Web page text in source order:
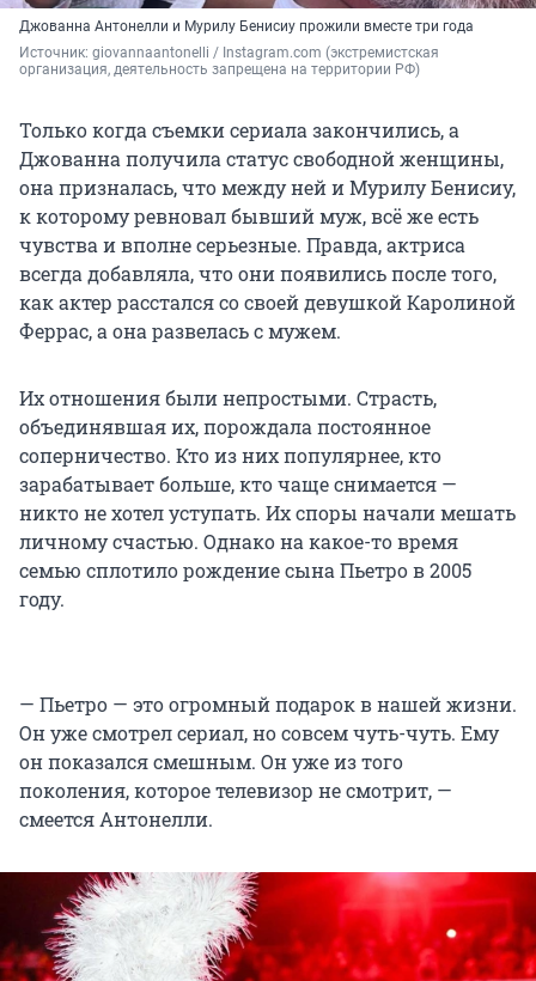
Джованна Антонелли и Мурилу Бенисиу прожили вместе три года
Источник: giovannaantonelli / Instagram.com (экстремистская
организация, деятельность запрещена на территории РФ)
Только когда съемки сериала закончились, а
Джованна получила статус свободной женщины,
она призналась, что между ней и Мурилу Бенисиу,
к которому ревновал бывший муж, всё же есть
чувства и вполне серьезные. Правда, актриса
всегда добавляла, что они появились после того,
как актер расстался со своей девушкой Каролиной
Феррас, а она развелась с мужем.
Их отношения были непростыми. Страсть,
объединявшая их, порождала постоянное
соперничество. Кто из них популярнее, кто
зарабатывает больше, кто чаще снимается —
никто не хотел уступать. Их споры начали мешать
личному счастью. Однако на какое-то время
семью сплотило рождение сына Пьетро в 2005
году.
— Пьетро — это огромный подарок в нашей жизни.
Он уже смотрел сериал, но совсем чуть-чуть. Ему
он показался смешным. Он уже из того
поколения, которое телевизор не смотрит, —
смеется Антонелли.